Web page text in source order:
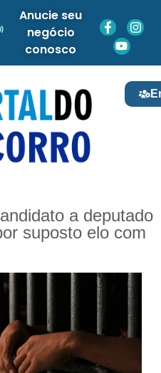
Anucie seu
negócio
conosco
a deputado
suposto elo com